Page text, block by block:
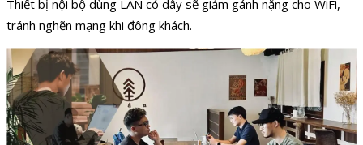
Thiết bị nội bộ dùng LAN có dây sẽ giảm gánh nặng cho WiFi,
tránh nghẽn mạng khi đông khách.